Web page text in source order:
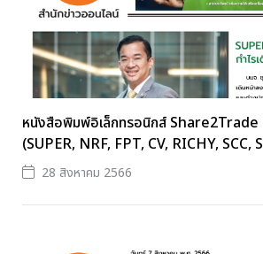
หนังสือพิมพ์อิเล็กทรอนิกส์ Share2Trade
(SUPER, NRF, FPT, CV, RICHY, SCC,
28 สิงหาคม 2566